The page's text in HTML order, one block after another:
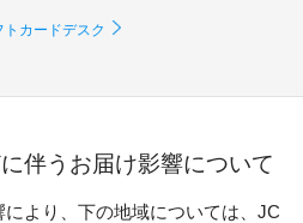
トカードデスク
伴うお届け影響について
より、下の地域については、JC